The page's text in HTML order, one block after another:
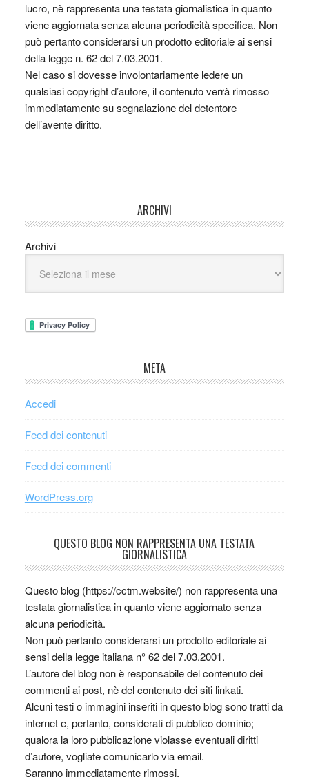
lucro, nè rappresenta una testata giornalistica in quanto
viene aggiornata senza alcuna periodicità specifica. Non
può pertanto considerarsi un prodotto editoriale ai sensi
della legge n. 62 del 7.03.2001.
Nel caso si dovesse involontariamente ledere un
qualsiasi copyright d’autore, il contenuto verrà rimosso
immediatamente su segnalazione del detentore
dell’avente diritto.
ARCHIVI
Archivi
META
Accedi
Feed dei contenuti
Feed dei commenti
WordPress.org
QUESTO BLOG NON RAPPRESENTA UNA TESTATA
GIORNALISTICA
Questo blog (https://cctm.website/) non rappresenta una
testata giornalistica in quanto viene aggiornato senza
alcuna periodicità.
Non può pertanto considerarsi un prodotto editoriale ai
sensi della legge italiana n° 62 del 7.03.2001.
L’autore del blog non è responsabile del contenuto dei
commenti ai post, nè del contenuto dei siti linkati.
Alcuni testi o immagini inseriti in questo blog sono tratti da
internet e, pertanto, considerati di pubblico dominio;
qualora la loro pubblicazione violasse eventuali diritti
d’autore, vogliate comunicarlo via email.
Saranno immediatamente rimossi.